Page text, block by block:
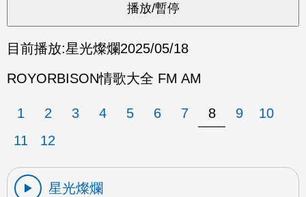
目前播放:星光燦爛2025/05/18
ROYORBISON情歌大全 FM AM
1 2 3 4 5 6 7 8 9
10
11
12
星光燦爛